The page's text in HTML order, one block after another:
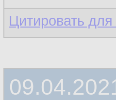
Цитировать